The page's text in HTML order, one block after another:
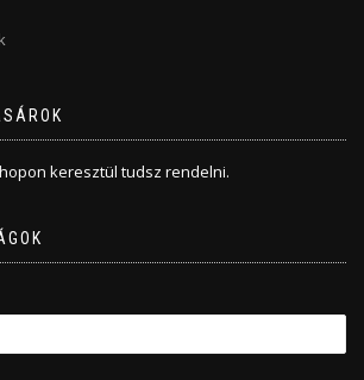
keresztül tudsz rendelni.